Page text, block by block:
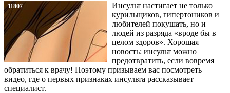
11807
Инсульт настигает не только
курильщиков, гипертоников и
любителей покушать, но и
людей из разряда «вроде бы в
целом здоров». Хорошая
новость: инсульт можно
предотвратить, если вовремя
обратиться к врачу! Поэтому призываем вас посмотреть
видео, где о первых признаках инсульта рассказывает
специалист.